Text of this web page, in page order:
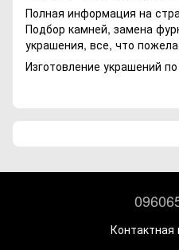
Полная информация на
Подбор камней, замена
украшения, все, что
Изготовление украшений